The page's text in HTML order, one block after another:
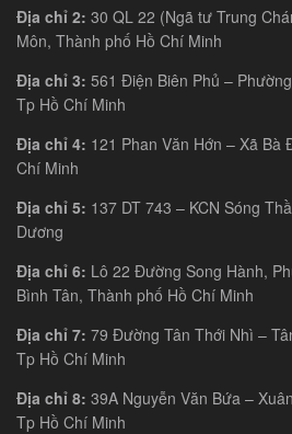
Địa chỉ 2: 30 QL 22 (Ngã tư Trung
Môn, Thành phố Hồ Chí Minh
Địa chỉ 3: 561 Điện Biên Phủ –
Tp Hồ Chí Minh
Địa chỉ 4: 121 Phan Văn Hớn – Xã Bà
Chí Minh
Địa chỉ 5: 137 DT 743 – KCN Sóng
Dương
Địa chỉ 6: Lô 22 Đường Song Hành,
Bình Tân, Thành phố Hồ Chí Minh
Địa chỉ 7: 79 Đường Tân Thới Nhì –
Tp Hồ Chí Minh
Địa chỉ 8: 39A Nguyễn Văn Bứa –
Tp Hồ Chí Minh